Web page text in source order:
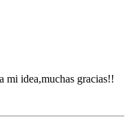
mi idea,muchas gracias!!